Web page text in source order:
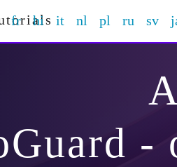
fr hi it nl pl ru sv
-